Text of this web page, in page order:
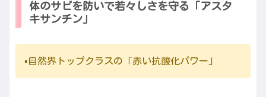
体のサビを防いで若々しさを守る「アスタ
キサンチン」
▪️自然界トップクラスの「赤い抗酸化パワー」